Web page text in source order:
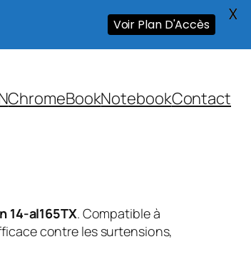
ChromeBookNotebookContact
14-al165TX. Compatible à
contre les surtensions,
Voir Plan D'Accès X